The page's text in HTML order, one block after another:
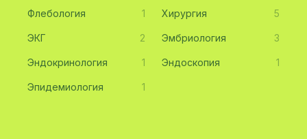
Флебология 1 Хирургия 5
ЭКГ 2 Эмбриология 3
Эндокринология 1 Эндоскопия 1
Эпидемиология 1